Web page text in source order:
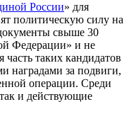
России» для
политическую силу на
свыше 30
Федерации» и не
часть таких кандидатов
наградами за подвиги,
операции. Среди
и действующие